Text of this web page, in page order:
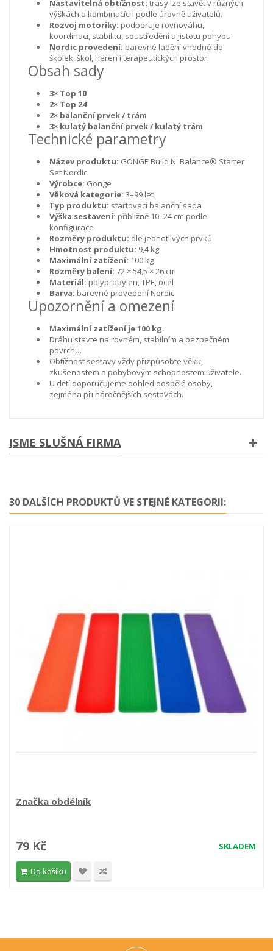
Nastavitelná obtížnost: trasy lze stavět v různých
výškách a kombinacích podle úrovně uživatelů.
Rozvoj motoriky: podporuje rovnováhu,
koordinaci, stabilitu, soustředění a jistotu pohybu.
Nordic provedení: barevné ladění vhodné do
školek, škol, heren i terapeutických prostor.
Obsah sady
3× Top 10
2× Top 24
2× balanční prvek / trám
3× kulatý balanční prvek / kulatý trám
Technické parametry
Název produktu: GONGE Build N' Balance® Starter
Set Nordic
Výrobce: Gonge
Věková kategorie: 3–99 let
Typ produktu: startovací balanční sada
Výška sestavení: přibližně 10–24 cm podle
konfigurace
Rozměry produktu: dle jednotlivých prvků
Hmotnost produktu: 9,4 kg
Maximální zatížení: 100 kg
Rozměry balení: 72 × 54,5 × 26 cm
Materiál: polypropylen, TPE, ocel
Barva: barevné provedení Nordic
Upozornění a omezení
Maximální zatížení je 100 kg.
Dráhu stavte na rovném, stabilním a bezpečném
povrchu.
Obtížnost sestavy vždy přizpůsobte věku,
zkušenostem a pohybovým schopnostem uživatele.
U dětí doporučujeme dohled dospělé osoby,
zejména při náročnějších sestavách.
JSME SLUŠNÁ FIRMA
30 DALŠÍCH PRODUKTŮ VE STEJNÉ KATEGORII:
Značka obdélník
SKLADEM
79 Kč
Do košíku